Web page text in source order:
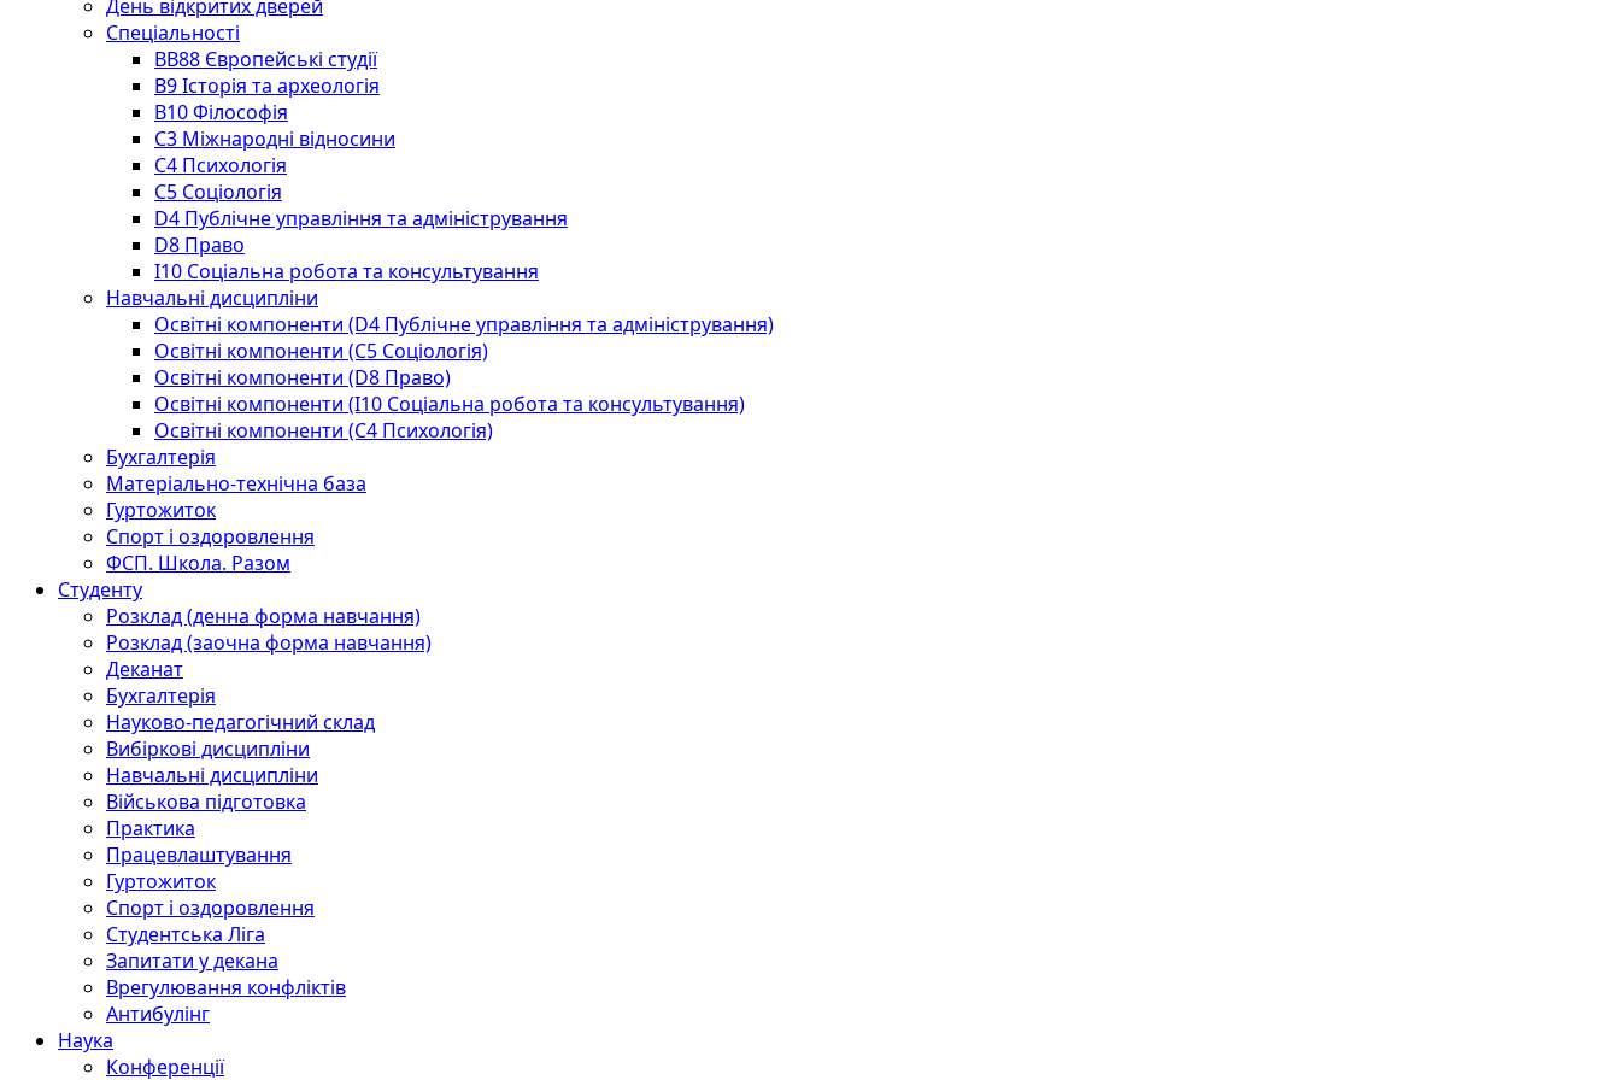
День відкритих дверей
Спеціальності
BВ88 Європейські студії
B9 Історія та археологія
B10 Філософія
C3 Міжнародні відносини
C4 Психологія
С5 Соціологія
D4 Публічне управління та адміністрування
D8 Право
I10 Соціальна робота та консультування
Навчальні дисципліни
Освітні компоненти (D4 Публічне управління та адміністрування)
Освітні компоненти (С5 Соціологія)
Освітні компоненти (D8 Право)
Освітні компоненти (I10 Соціальна робота та консультування)
Освітні компоненти (С4 Психологія)
Бухгалтерія
Матеріально-технічна база
Гуртожиток
Спорт і оздоровлення
ФСП. Школа. Разом
Студенту
Розклад (денна форма навчання)
Розклад (заочна форма навчання)
Деканат
Бухгалтерія
Науково-педагогічний склад
Вибіркові дисципліни
Навчальні дисципліни
Військова підготовка
Практика
Працевлаштування
Гуртожиток
Спорт і оздоровлення
Студентська Ліга
Запитати у декана
Врегулювання конфліктів
Антибулінг
Наука
Конференції